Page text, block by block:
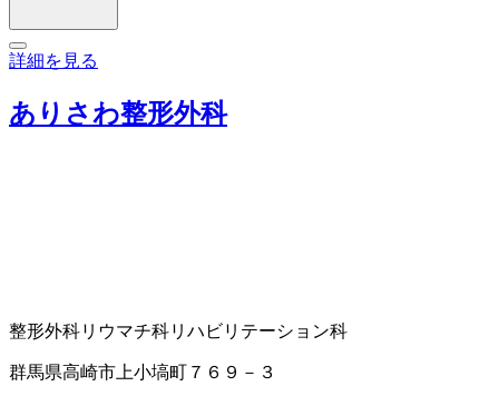
詳細を見る
ありさわ整形外科
整形外科リウマチ科リハビリテーション科
群馬県高崎市上小塙町７６９－３